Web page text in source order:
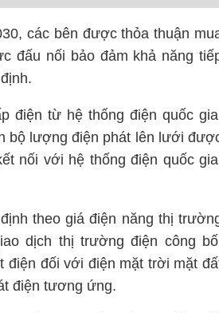
các bên được thỏa thuận
đấu nối bảo đảm khả năng
điện từ hệ thống điện quốc
bộ lượng điện phát lên lưới
nối với hệ thống điện quốc
theo giá điện năng thị
dịch thị trường điện công
điện đối với điện mặt trời mặt
điện tương ứng.